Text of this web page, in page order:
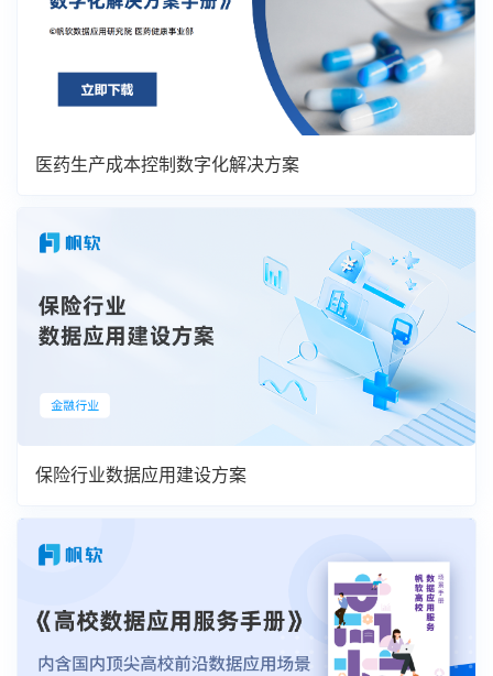
医药生产成本控制数字化解决方案
保险行业数据应用建设方案